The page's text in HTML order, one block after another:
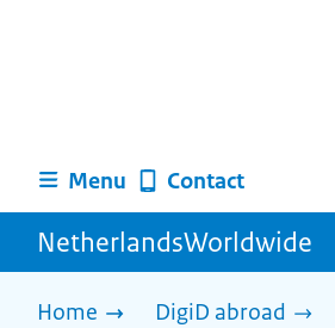
Menu Contact
NetherlandsWorldwide
Home DigiD abroad